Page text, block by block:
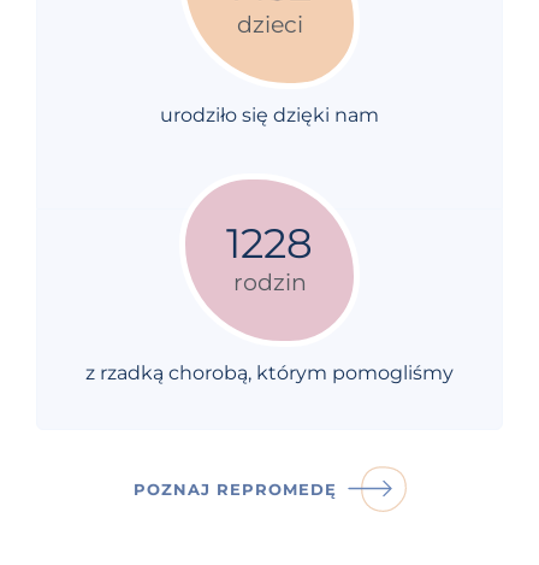
dzieci
urodziło się dzięki nam
rodzin
1228
z rzadką chorobą, którym pomogliśmy
POZNAJ REPROMEDĘ